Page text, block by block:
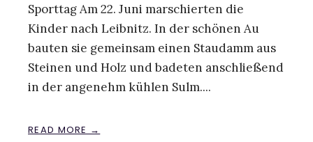
Sporttag Am 22. Juni marschierten die
Kinder nach Leibnitz. In der schönen Au
bauten sie gemeinsam einen Staudamm aus
Steinen und Holz und badeten anschließend
in der angenehm kühlen Sulm....
READ MORE →